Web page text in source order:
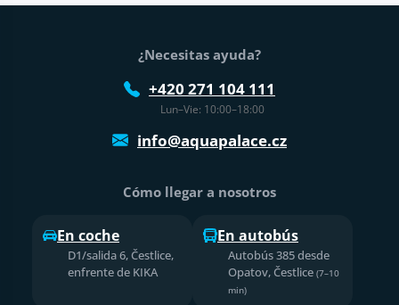
Pie de página
¿Necesitas ayuda?
+420 271 104 111
Lun–Vie: 10:00–18:00
info@aquapalace.cz
Cómo llegar a nosotros
En coche
D1/salida 6, Čestlice,
enfrente de KIKA
En autobús
Autobús 385 desde
Opatov, Čestlice (7–10
min)